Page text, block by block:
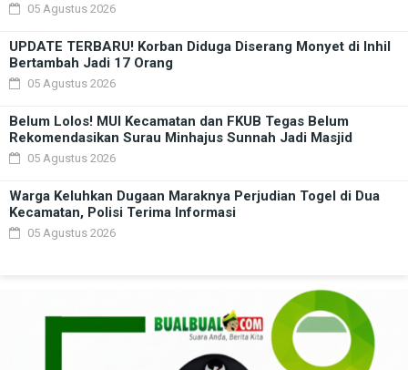
05 Agustus 2026
UPDATE TERBARU! Korban Diduga Diserang Monyet di Inhil
Bertambah Jadi 17 Orang
05 Agustus 2026
Belum Lolos! MUI Kecamatan dan FKUB Tegas Belum
Rekomendasikan Surau Minhajus Sunnah Jadi Masjid
05 Agustus 2026
Warga Keluhkan Dugaan Maraknya Perjudian Togel di Dua
Kecamatan, Polisi Terima Informasi
05 Agustus 2026